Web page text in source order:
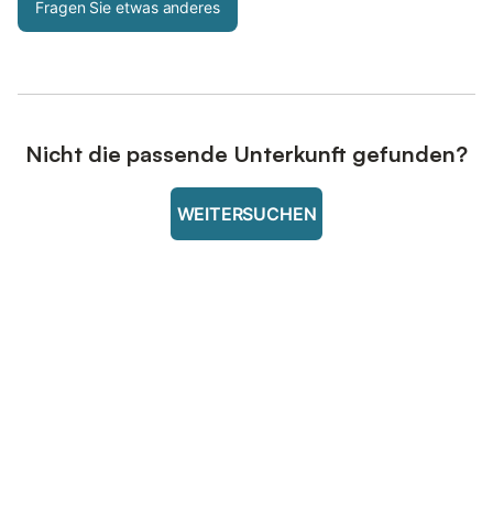
Fragen Sie etwas anderes
Nicht die passende Unterkunft gefunden?
WEITERSUCHEN